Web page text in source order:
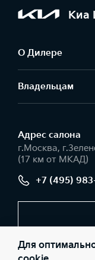
Киа
О Дилере
Владельцам
Адрес салонa
г.Москва,
(17 км от МКАД)
+7 (495)
Для